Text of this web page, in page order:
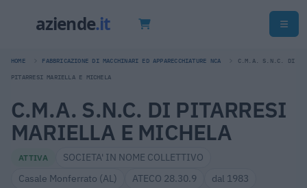
HOME FABBRICAZIONE DI MACCHINARI ED APPARECCHIATURE NCA C.M.A. S.N.C. DI
PITARRESI MARIELLA E MICHELA
C.M.A. S.N.C. DI PITARRESI
MARIELLA E MICHELA
ATTIVA
SOCIETA' IN NOME COLLETTIVO
Casale Monferrato (AL)
ATECO 28.30.9 dal 1983